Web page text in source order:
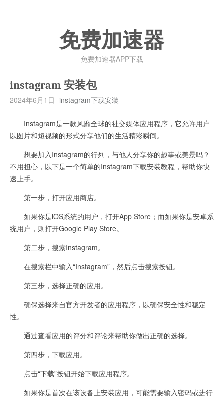
免费加速器
免费加速器APP下载
instagram 安装包
2024年6月1日 instagram下载安装
Instagram是一款风靡全球的社交媒体应用程序，它允许用户
以图片和短视频的形式分享他们的生活精彩瞬间。
想要加入Instagram的行列，与他人分享你的趣事或美景吗？
不用担心，以下是一个简单的Instagram下载安装教程，帮助你快
速上手。
第一步，打开应用商店。
如果你是iOS系统的用户，打开App Store；而如果你是安卓系
统用户，则打开Google Play Store。
第二步，搜索Instagram。
在搜索栏中输入“Instagram”，然后点击搜索按钮。
第三步，选择正确的应用。
确保选择来自官方开发者的应用程序，以确保安全性和稳定
性。
通过查看应用的评分和评论来帮助你做出正确的选择。
第四步，下载应用。
点击“下载”按钮开始下载应用程序。
如果你是首次在该设备上安装应用，可能需要输入密码或进行